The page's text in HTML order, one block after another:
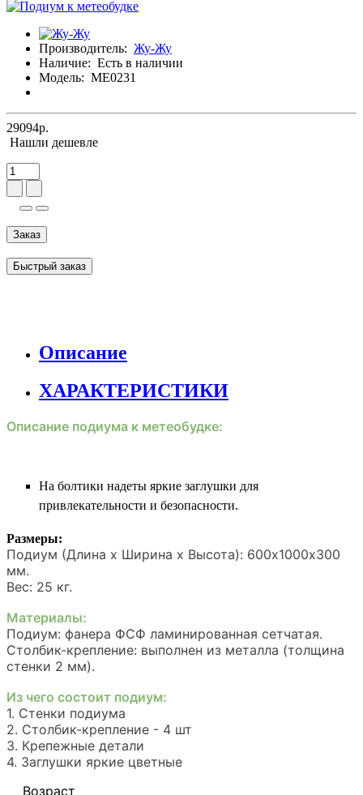
Производитель: Жу-Жу
Наличие: Есть в наличии
Модель: МЕ0231
29094р.
Нашли дешевле
Заказ
Быстрый заказ
Описание
ХАРАКТЕРИСТИКИ
Описание подиума к метеобудке:
На болтики надеты яркие заглушки для
привлекательности и безопасности.
Размеры:
Подиум (Длина х Ширина х Высота): 600х1000х300
мм.
Вес: 25 кг.
Материалы:
Подиум: фанера ФСФ ламинированная сетчатая.
Столбик-крепление: выполнен из металла (толщина
стенки 2 мм).
Из чего состоит подиум:
1. Стенки подиума
2. Столбик-крепление - 4 шт
3. Крепежные детали
4. Заглушки яркие цветные
Возраст